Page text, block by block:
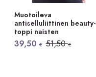
Muotoileva
antiselluliittinen beauty-
toppi naisten
51,50€
Alkuperäinen
hinta
39,50€
Nykyinen
hinta